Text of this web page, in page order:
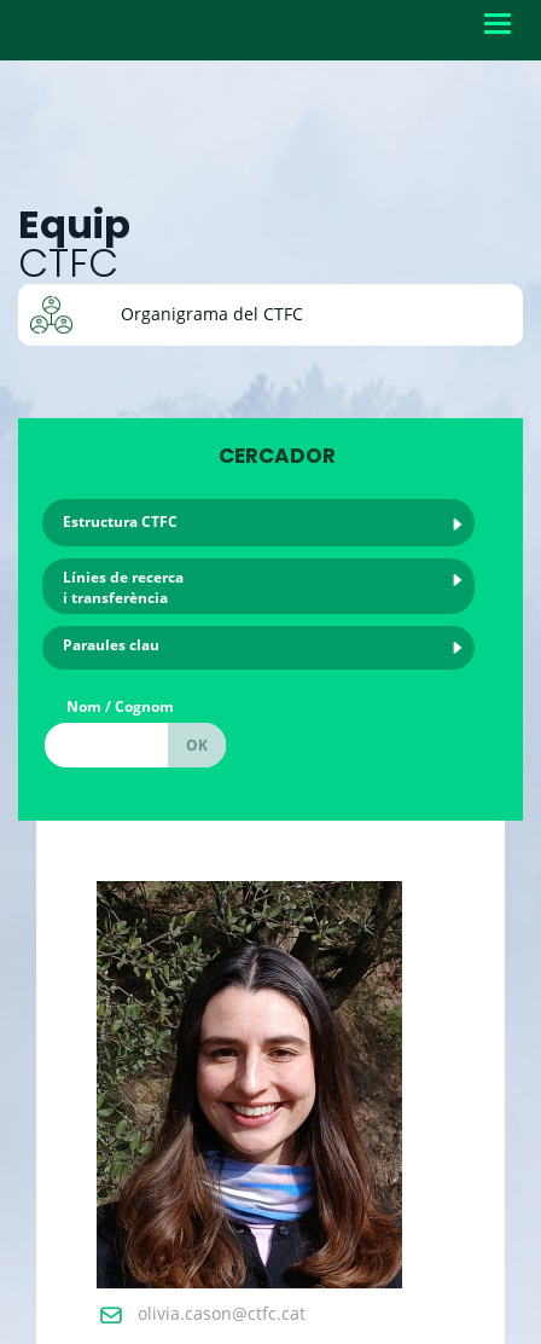
Equip
CTFC
Organigrama del CTFC
CERCADOR
Estructura CTFC
Línies de recerca
i transferència
Paraules clau
Nom / Cognom
olivia.cason@ctfc.cat